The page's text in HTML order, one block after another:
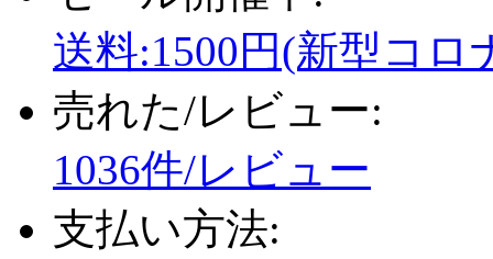
送料:1500円(新型コロ
売れた/レビュー:
1036件/レビュー
支払い方法: